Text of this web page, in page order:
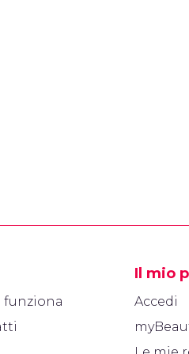
funziona
Il mio
Accedi